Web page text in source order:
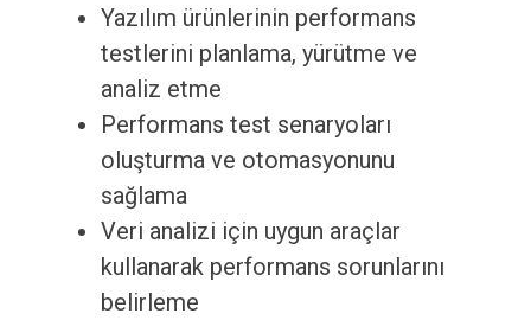
Yazılım ürünlerinin performans
testlerini planlama, yürütme ve
analiz etme
Performans test senaryoları
oluşturma ve otomasyonunu
sağlama
Veri analizi için uygun araçlar
kullanarak performans sorunlarını
belirleme